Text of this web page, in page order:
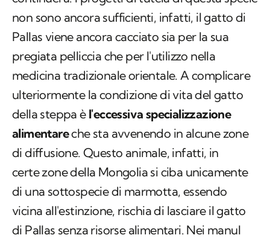
non sono ancora sufficienti, infatti, il gatto di
Pallas viene ancora cacciato sia per la sua
pregiata pelliccia che per l'utilizzo nella
medicina tradizionale orientale. A complicare
ulteriormente la condizione di vita del gatto
della steppa èl'eccessiva specializzazione
alimentareche sta avvenendo in alcune zone
di diffusione. Questo animale, infatti, in
certe zone della Mongolia si ciba unicamente
di una sottospecie di marmotta, essendo
vicina all'estinzione, rischia di lasciare il gatto
di Pallas senza risorse alimentari. Nei manul